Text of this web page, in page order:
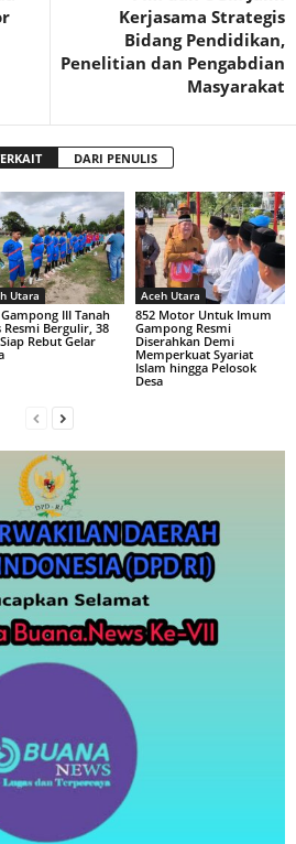
Kerjasama Strategis
Bidang Pendidikan,
Penelitian dan Pengabdian
Masyarakat
DARI PENULIS
Utara
III Tanah
Resmi Bergulir, 38
Rebut Gelar
Aceh Utara
852 Motor Untuk Imum
Gampong Resmi
Diserahkan Demi
Memperkuat Syariat
Islam hingga Pelosok
Desa